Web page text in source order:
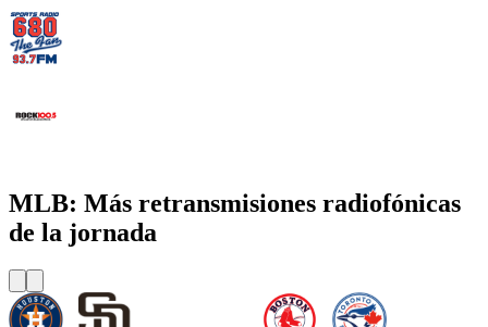
MLB: Más retransmisiones radiofónicas
de la jornada